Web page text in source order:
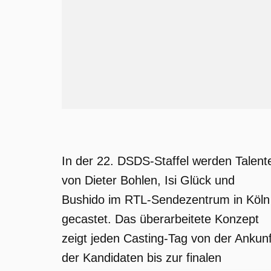
In der 22. DSDS-Staffel werden
von Dieter Bohlen, Isi Glück und
Bushido im RTL-Sendezentrum in Köln
gecastet. Das überarbeitete Konzept
zeigt jeden Casting-Tag von der
der Kandidaten bis zur finalen